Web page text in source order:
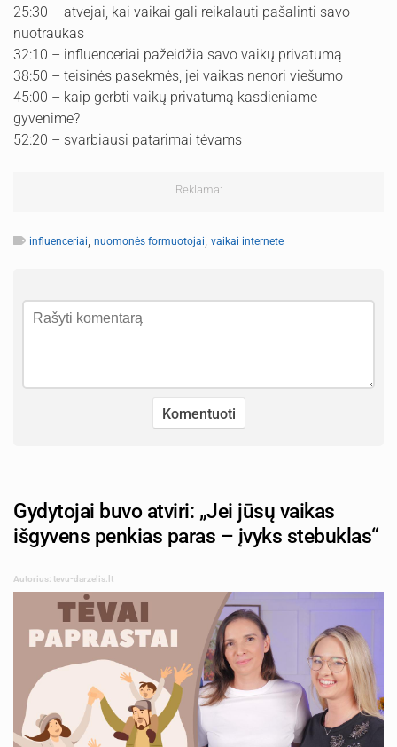
25:30 – atvejai, kai vaikai gali reikalauti pašalinti savo
nuotraukas
32:10 – influenceriai pažeidžia savo vaikų privatumą
38:50 – teisinės pasekmės, jei vaikas nenori viešumo
45:00 – kaip gerbti vaikų privatumą kasdieniame
gyvenime?
52:20 – svarbiausi patarimai tėvams
Reklama:
influenceriai nuomonės formuotojai vaikai internete
Gydytojai buvo atviri: „Jei jūsų vaikas
išgyvens penkias paras – įvyks stebuklas“
Autorius: tevu-darzelis.lt